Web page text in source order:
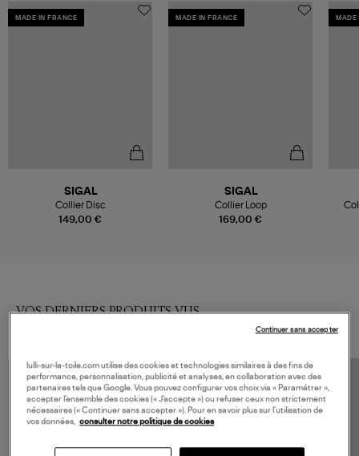
MADE IN FRANCE
149,00 €
SIGAL
Collier Disc
MADE IN FRANCE
169,00 €
SIGAL
Collier Loop
MADE
VOS DERNIERS PRODUITS VUS
lulli-sur-la-toile.com utilise des cookies et technologies similaires à des fins de
performance, personnalisation, publicité et analyses, en collaboration avec des
partenaires tels que Google. Vous pouvez configurer vos choix via « Paramétrer »,
accepter l’ensemble des cookies (« J’accepte ») ou refuser ceux non strictement
nécessaires (« Continuer sans accepter »). Pour en savoir plus sur l’utilisation de
vos données, consulter notre politique de cookies
Continuer sans accepter